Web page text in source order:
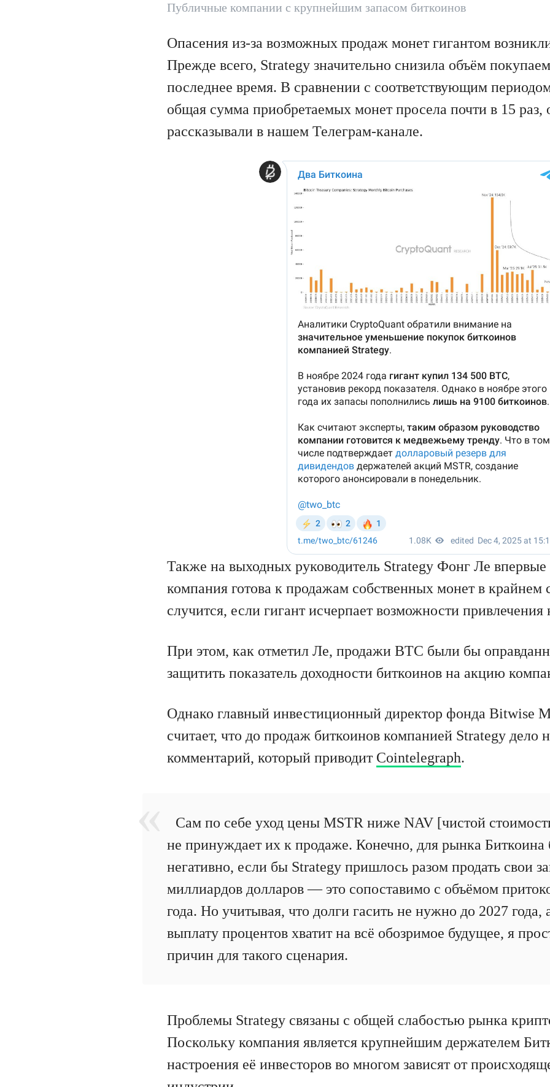
Публичные компании с крупнейшим запасом биткоинов
Опасения из-за возможных продаж монет гигантом
Прежде всего, Strategy значительно снизила объём
последнее время. В сравнении с соответствующим
общая сумма приобретаемых монет просела почти в 15
рассказывали в нашем Телеграм-канале.
Также на выходных руководитель Strategy Фонг Ле впервые
компания готова к продажам собственных монет в крайнем
случится, если гигант исчерпает возможности привлечения
При этом, как отметил Ле, продажи BTC были бы
защитить показатель доходности биткоинов на акцию
Однако главный инвестиционный директор фонда Bitwise
считает, что до продаж биткоинов компанией Strategy дело
комментарий, который приводит Cointelegraph.
Сам по себе уход цены MSTR ниже NAV [чистой
не принуждает их к продаже. Конечно, для рынка
негативно, если бы Strategy пришлось разом продать свои
миллиардов долларов — это сопоставимо с объёмом
года. Но учитывая, что долги гасить не нужно до 2027
выплату процентов хватит на всё обозримое будущее, я
причин для такого сценария.
Проблемы Strategy связаны с общей слабостью рынка
Поскольку компания является крупнейшим держателем
настроения её инвесторов во многом зависят от